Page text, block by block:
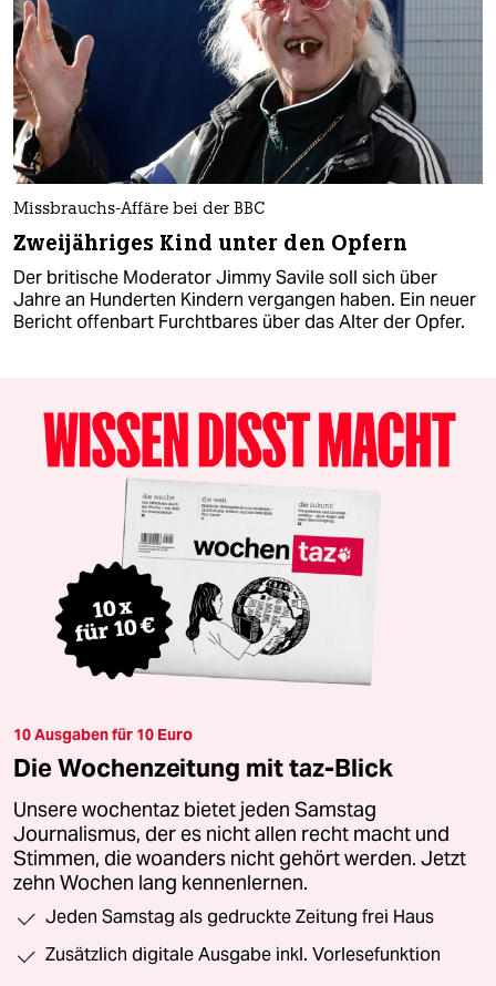
Missbrauchs-Affäre bei der BBC
Zweijähriges Kind unter den Opfern
Der britische Moderator Jimmy Savile soll sich über
Jahre an Hunderten Kindern vergangen haben. Ein neuer
Bericht offenbart Furchtbares über das Alter der Opfer.
10 Ausgaben für 10 Euro
Die Wochenzeitung mit taz-Blick
Unsere wochentaz bietet jeden Samstag
Journalismus, der es nicht allen recht macht und
Stimmen, die woanders nicht gehört werden. Jetzt
zehn Wochen lang kennenlernen.
Jeden Samstag als gedruckte Zeitung frei Haus
Zusätzlich digitale Ausgabe inkl. Vorlesefunktion